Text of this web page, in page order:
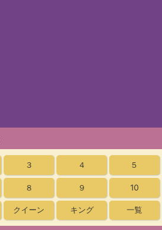
３ ４ ５
８ ９ 10
クイーン キング 一覧